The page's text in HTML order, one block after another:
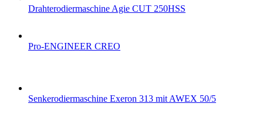
Drahterodiermaschine Agie CUT 250HSS
Pro-ENGINEER CREO
Senkerodiermaschine Exeron 313 mit AWEX 50/5